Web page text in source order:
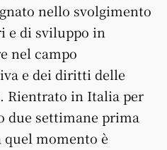
nello svolgimento
e di sviluppo in
nel campo
e dei diritti delle
Rientrato in Italia per
due settimane prima
quel momento è